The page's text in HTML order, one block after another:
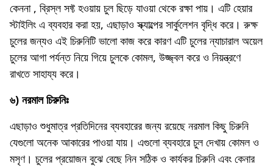
কেননা , ব্রিস্‌ল সফ্ট হওয়ায় চুল ছিড়ে যাওয়া থেকে রক্ষা পায়। এটি হেয়ার
স্টাইলিং এ ব্যবহার করা হয়, এছাড়াও স্ক্যাল্পের সার্কুলেশন বৃদ্ধি করে। রুক্ষ
চুলের জন্যও এই চিরুনিটি ভালো কাজ করে কারণ এটি চুলের ন্যাচারাল অয়েল
চুলের আগা পর্যন্ত নিয়ে গিয়ে চুলকে কোমল, উজ্জ্বল করে ও নিয়ন্ত্রণে
রাখতে সাহায্য করে।
৬) নরমাল চিরুনিঃ
এছাড়াও শুধুমাত্র প্রতিদিনের ব্যবহারের জন্য রয়েছে নরমাল কিছু চিরুনি
যেগুলো অনেক আকারের পাওয়া যায়। এগুলো ব্যবহারে চুল দেখায় কোমল ও
মসৃণ। ​চুলের প্রয়োজন বুঝে বেছে নিন সঠিক ও কার্যকর চিরুনি এবং কেনার